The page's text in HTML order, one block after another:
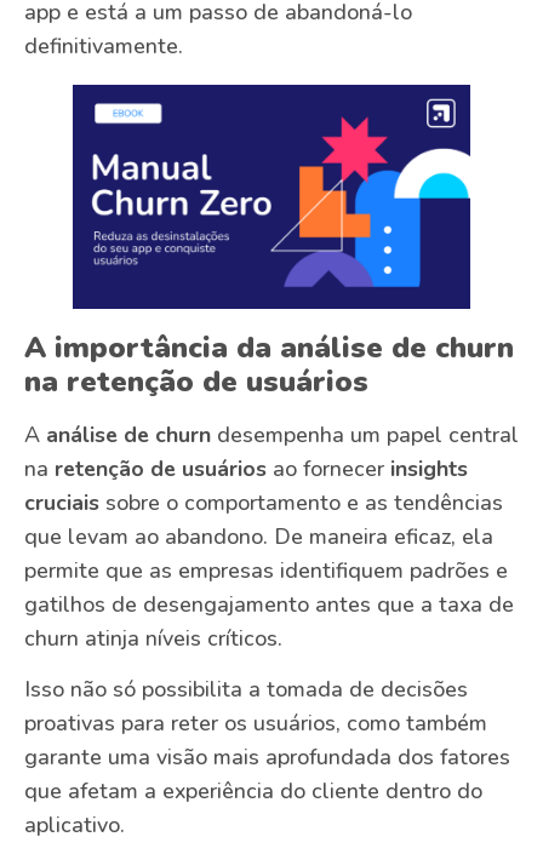
app e está a um passo de abandoná-lo
definitivamente.
A importância da análise de churn
na retenção de usuários
A análise de churn desempenha um papel central
na retenção de usuários ao fornecer insights
cruciais sobre o comportamento e as tendências
que levam ao abandono. De maneira eficaz, ela
permite que as empresas identifiquem padrões e
gatilhos de desengajamento antes que a taxa de
churn atinja níveis críticos.
Isso não só possibilita a tomada de decisões
proativas para reter os usuários, como também
garante uma visão mais aprofundada dos fatores
que afetam a experiência do cliente dentro do
aplicativo.